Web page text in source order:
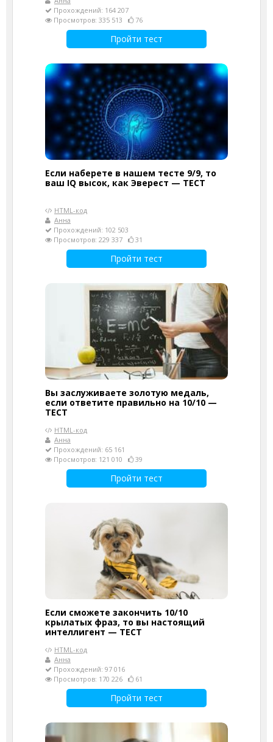
Прохождений: 164 207
Просмотров: 335 513
76
Пройти тест
Если наберете в нашем тесте 9/9, то
ваш IQ высок, как Эверест — ТЕСТ
HTML-код
Анна
Прохождений: 102 503
Просмотров: 229 337
31
Пройти тест
Вы заслуживаете золотую медаль,
если ответите правильно на 10/10 —
ТЕСТ
HTML-код
Анна
Прохождений: 65 161
Просмотров: 121 010
39
Пройти тест
Если сможете закончить 10/10
крылатых фраз, то вы настоящий
интеллигент — ТЕСТ
HTML-код
Анна
Прохождений: 97 016
Просмотров: 170 226
61
Пройти тест